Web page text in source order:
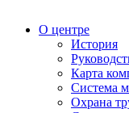
О центре
История
Карта
Система
Охрана